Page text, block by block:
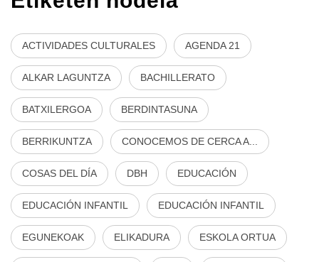
ACTIVIDADES CULTURALES AGENDA 21
ALKAR LAGUNTZA BACHILLERATO
BATXILERGOA BERDINTASUNA
BERRIKUNTZA CONOCEMOS DE CERCA A...
COSAS DEL DÍA DBH EDUCACIÓN
EDUCACIÓN INFANTIL EDUCACIÓN INFANTIL
EGUNEKOAK ELIKADURA ESKOLA ORTUA